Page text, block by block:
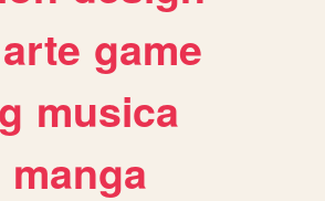
arte game
musica
manga